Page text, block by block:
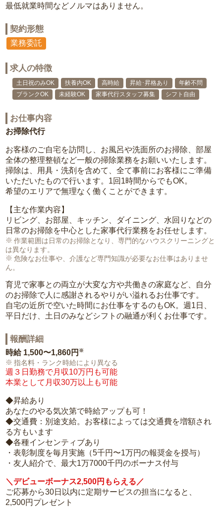
最低就業時間などノルマはありません。
契約形態
業務委託
求人の特徴
土日祝のみOK 扶養内OK 高時給 昇給･昇格あり
年齢不問
ブランクOK
未経験OK 家事代行スタッフ募集 シフト自由
お仕事内容
お掃除代行
お客様のご自宅を訪問し、お風呂や洗面所のお掃除、部屋
全体の整理整頓など一般の掃除業務をお願いいたします。
掃除は、用具・洗剤を含めて、全て事前にお客様にご準備
いただいたもので行います。1回1時間からでもOK。
希望のエリアで無理なく働くことができます。
【主な作業内容】
リビング、お部屋、キッチン、ダイニング、水回りなどの
日常のお掃除を中心とした家事代行業務をお任せします。
作業範囲は日常のお掃除となり、専門的なハウスクリーニングと
は異なります。
危険なお仕事や、介護など専門知識が必要なお仕事はありませ
ん。
育児で家事との両立が大変な方や共働きの家庭など、自分
のお掃除で人に感謝されるやりがい溢れるお仕事です。
自宅の近所で空いた時間にお仕事をするのもOK。週1日、
平日だけ、土日のみなどシフトの融通が利くお仕事です。
報酬詳細
時給 1,500〜1,860円 ※
指名料・ランク時給により異なる
週３日勤務で月収10万円も可能
本業として月収30万以上も可能
◆昇給あり
あなたのやる気次第で時給アップも可！
◆交通費：別途支給。お客様によっては交通費を増額され
る方もいます
◆各種インセンティブあり
・表彰制度を毎月実施（5千円〜1万円の報奨金を授与）
・友人紹介で、最大1万7000千円のボーナス付与
＼デビューボーナス2,500円もらえる／
ご応募から30日以内に定期サービスの担当になると、
2,500円プレゼント